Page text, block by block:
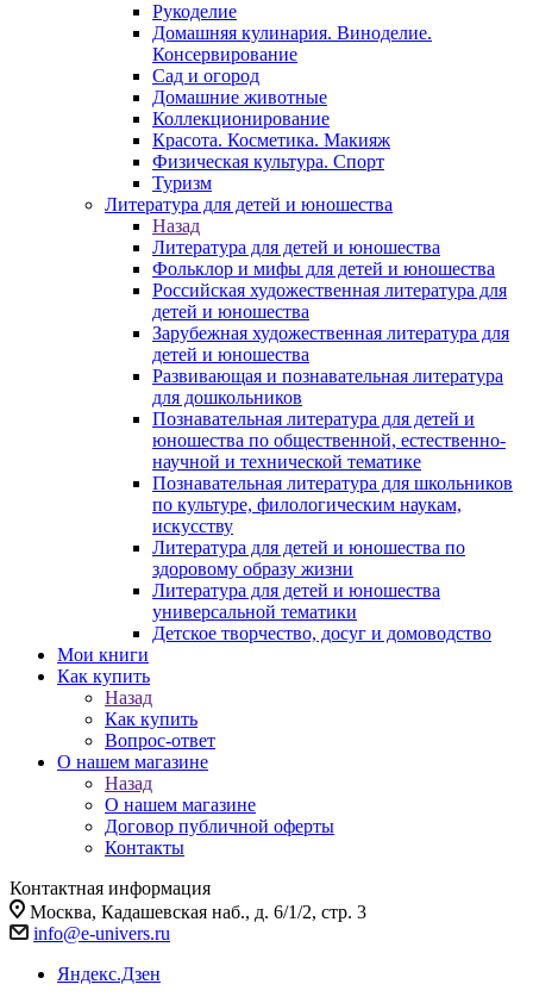
Рукоделие
Домашняя кулинария. Виноделие.
Консервирование
Сад и огород
Домашние животные
Коллекционирование
Красота. Косметика. Макияж
Физическая культура. Спорт
Туризм
Литература для детей и юношества
Назад
Литература для детей и юношества
Фольклор и мифы для детей и юношества
Российская художественная литература для
детей и юношества
Зарубежная художественная литература для
детей и юношества
Развивающая и познавательная литература
для дошкольников
Познавательная литература для детей и
юношества по общественной, естественно-
научной и технической тематике
Познавательная литература для школьников
по культуре, филологическим наукам,
искусству
Литература для детей и юношества по
здоровому образу жизни
Литература для детей и юношества
универсальной тематики
Детское творчество, досуг и домоводство
Мои книги
Как купить
Назад
Как купить
Вопрос-ответ
О нашем магазине
Назад
О нашем магазине
Договор публичной оферты
Контакты
Контактная информация
Москва, Кадашевская наб., д. 6/1/2, стр. 3
info@e-univers.ru
Яндекс.Дзен